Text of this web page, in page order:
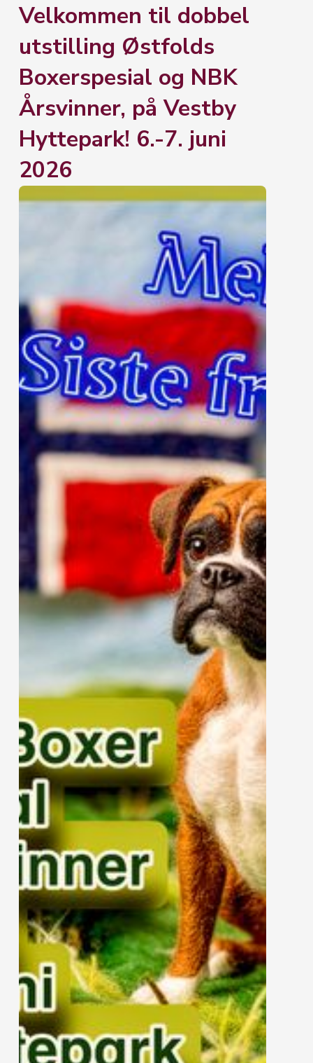
Velkommen til dobbel
utstilling Østfolds
Boxerspesial og NBK
Årsvinner, på Vestby
Hyttepark! 6.-7. juni
2026